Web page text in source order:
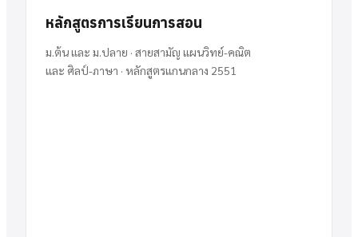
หลักสูตรการเรียนการสอน
ม.ต้น และ ม.ปลาย · สายสามัญ แผนวิทย์-คณิต
และ ศิลป์-ภาษา · หลักสูตรแกนกลาง 2551